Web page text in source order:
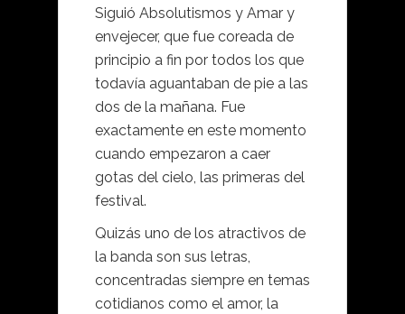
Siguió Absolutismos y Amar y
envejecer, que fue coreada de
principio a fin por todos los que
todavía aguantaban de pie a las
dos de la mañana. Fue
exactamente en este momento
cuando empezaron a caer
gotas del cielo, las primeras del
festival.
Quizás uno de los atractivos de
la banda son sus letras,
concentradas siempre en temas
cotidianos como el amor, la